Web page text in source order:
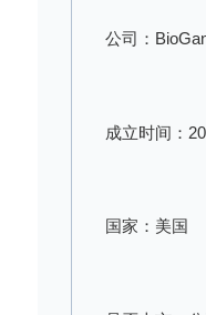
公司：
成立时间：
国家：美国